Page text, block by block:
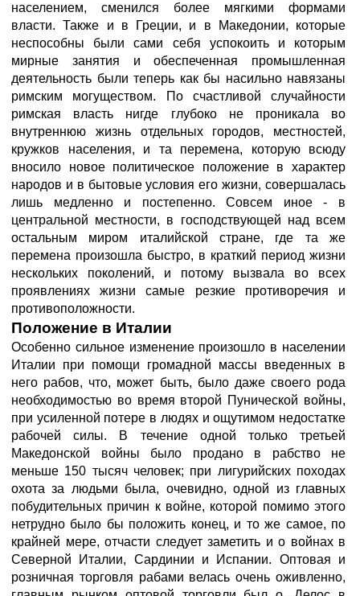
населением, сменился более мягкими формами
власти. Также и в Греции, и в Македонии, которые
неспособны были сами себя успокоить и которым
мирные занятия и обеспеченная промышленная
деятельность были теперь как бы насильно навязаны
римским могуществом. По счастливой случайности
римская власть нигде глубоко не проникала во
внутреннюю жизнь отдельных городов, местностей,
кружков населения, и та перемена, которую всюду
вносило новое политическое положение в характер
народов и в бытовые условия его жизни, совершалась
лишь медленно и постепенно. Совсем иное - в
центральной местности, в господствующей над всем
остальным миром италийской стране, где та же
перемена произошла быстро, в краткий период жизни
нескольких поколений, и потому вызвала во всех
проявлениях жизни самые резкие противоречия и
противоположности.
Положение в Италии
Особенно сильное изменение произошло в населении
Италии при помощи громадной массы введенных в
него рабов, что, может быть, было даже своего рода
необходимостью во время второй Пунической войны,
при усиленной потере в людях и ощутимом недостатке
рабочей силы. В течение одной только третьей
Македонской войны было продано в рабство не
меньше 150 тысяч человек; при лигурийских походах
охота за людьми была, очевидно, одной из главных
побудительных причин к войне, которой помимо этого
нетрудно было бы положить конец, и то же самое, по
крайней мере, отчасти следует заметить и о войнах в
Северной Италии, Сардинии и Испании. Оптовая и
розничная торговля рабами велась очень оживленно,